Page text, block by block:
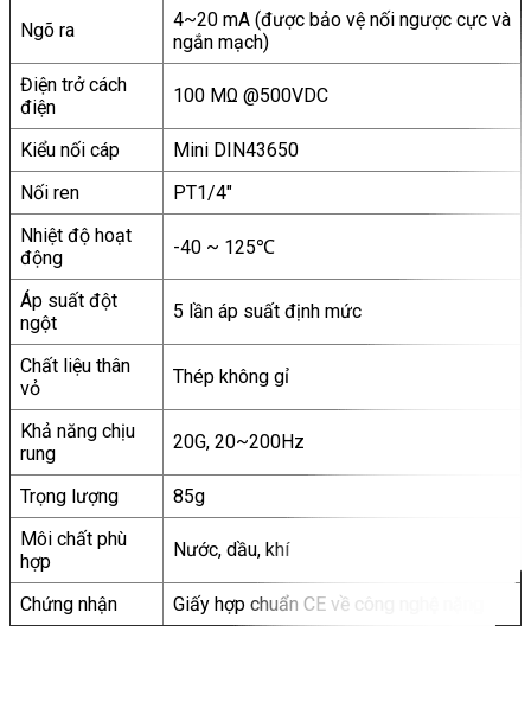
Ngõ ra
4~20 mA (được bảo vệ nối ngược cực và
ngắn mạch)
Điện trở cách
điện
100 MΩ @500VDC
Kiểu nối cáp
Mini DIN43650
Nối ren
PT1/4″
Nhiệt độ hoạt
động
-40 ~ 125℃
Áp suất đột
ngột
5 lần áp suất định mức
Chất liệu thân
vỏ
Thép không gỉ
Khả năng chịu
rung
20G, 20~200Hz
Trọng lượng
85g
Môi chất phù
hợp
Nước, dầu, khí
Chứng nhận Giấy hợp chuẩn CE về công nghệ nặng